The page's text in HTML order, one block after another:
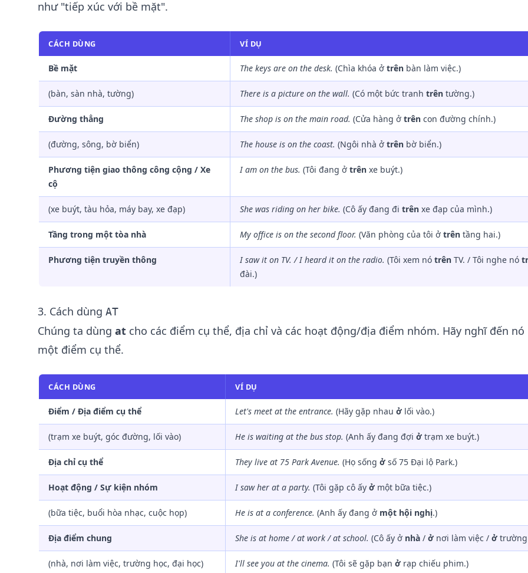
như "tiếp xúc với bề mặt".
CÁCH DÙNG VÍ DỤ
Bề mặt The keys are on the desk. (Chìa khóa ở trên bàn làm việc.)
(bàn, sàn nhà, tường) There is a picture on the wall. (Có một bức tranh trên tường.)
Đường thẳng The shop is on the main road. (Cửa hàng ở trên con đường chính.)
(đường, sông, bờ biển) The house is on the coast. (Ngôi nhà ở trên bờ biển.)
Phương tiện giao thông công cộng / Xe
cộ
I am on the bus. (Tôi đang ở trên xe buýt.)
(xe buýt, tàu hỏa, máy bay, xe đạp) She was riding on her bike. (Cô ấy đang đi trên xe đạp của mình.)
Tầng trong một tòa nhà My office is on the second floor. (Văn phòng của tôi ở trên tầng hai.)
Phương tiện truyền thông I saw it on TV. / I heard it on the radio. (Tôi xem nó trên TV. / Tôi nghe nó
đài.)
3. Cách dùng AT
Chúng ta dùng at cho các điểm cụ thể, địa chỉ và các hoạt động/địa điểm nhóm. Hãy nghĩ đến
một điểm cụ thể.
CÁCH DÙNG VÍ DỤ
Điểm / Địa điểm cụ thể Let's meet at the entrance. (Hãy gặp nhau ở lối vào.)
(trạm xe buýt, góc đường, lối vào) He is waiting at the bus stop. (Anh ấy đang đợi ở trạm xe buýt.)
Địa chỉ cụ thể They live at 75 Park Avenue. (Họ sống ở số 75 Đại lộ Park.)
Hoạt động / Sự kiện nhóm I saw her at a party. (Tôi gặp cô ấy ở một bữa tiệc.)
(bữa tiệc, buổi hòa nhạc, cuộc họp) He is at a conference. (Anh ấy đang ở một hội nghị.)
Địa điểm chung She is at home /at work /at school. (Cô ấy ở nhà / ở nơi làm việc / ở
(nhà, nơi làm việc, trường học, đại học) I'll see you at the cinema. (Tôi sẽ gặp bạn ở rạp chiếu phim.)